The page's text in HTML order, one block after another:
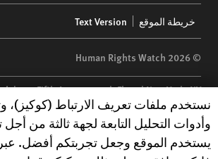
menu
خريطة الموقع Text Version
© 2026 Human Rights Watch
| 350 Fifth Avenue, 34th Floor | New York,NY
10118-3299 USA|t 1.212.290.4700
is a 501(C)(3) nonprofit registered in the US
under EIN: 13-2875808
Rights Watch cookie preferences
نستخدم ملفات تعريف الارتباط (كوكيز)،
وأدوات التحليل التابعة لجهة ثالثة من
يستخدم الموقع وجعل تجربتكم أفضل.